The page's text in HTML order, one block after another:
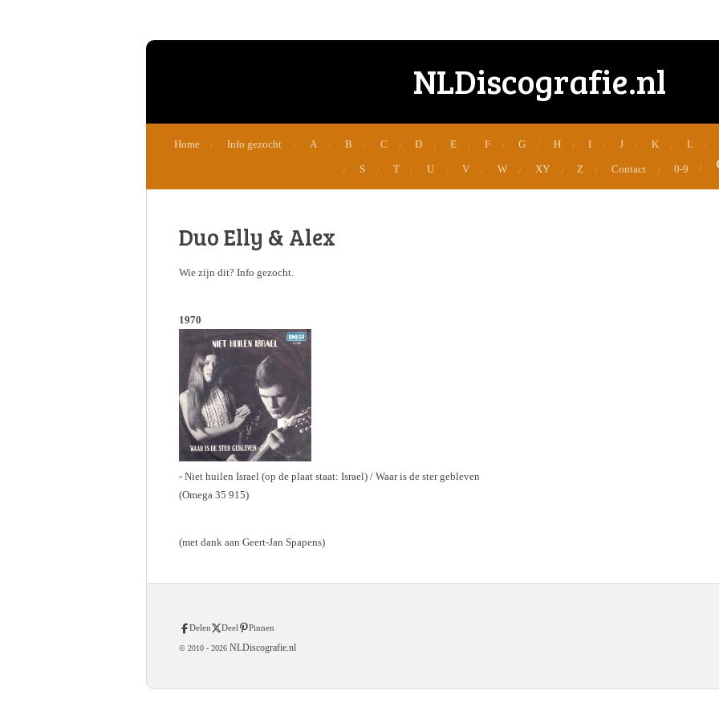
NLDiscografie.nl
Home Info gezocht A B C D E F G H I J K L
S T U V W XY Z Contact 0-9
Duo Elly & Alex
Wie zijn dit? Info gezocht.
1970
- Niet huilen Israel (op de plaat staat: Israel) / Waar is de ster gebleven
(Omega 35 915)
(met dank aan Geert-Jan Spapens)
Delen Deel Pinnen
© 2010 - 2026 NLDiscografie.nl